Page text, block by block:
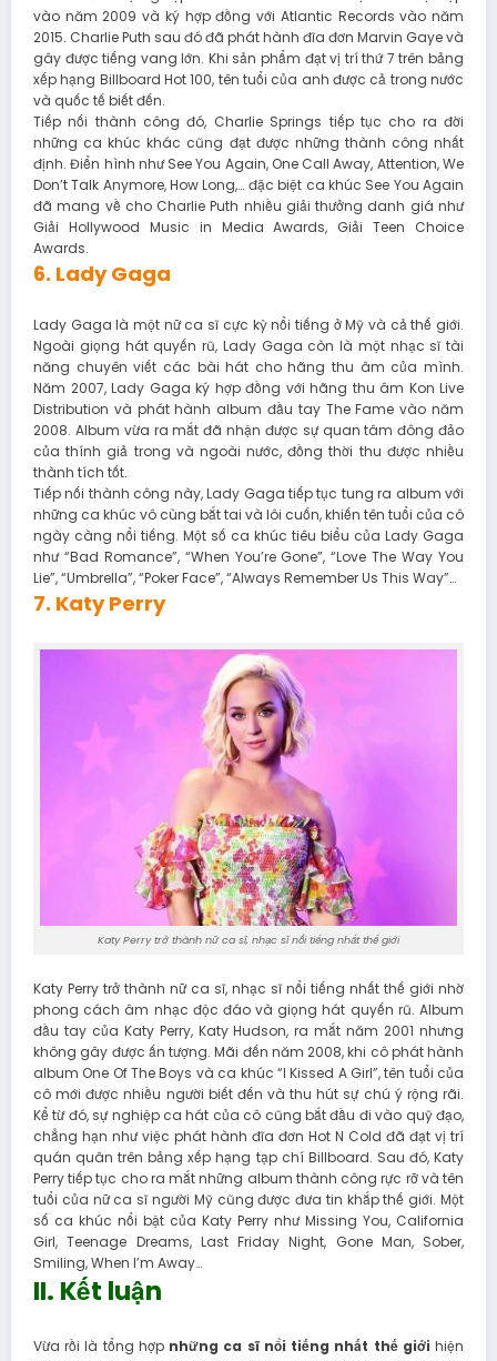
vào năm 2009 và ký hợp đồng với Atlantic Records vào năm
2015. Charlie Puth sau đó đã phát hành đĩa đơn Marvin Gaye và
gây được tiếng vang lớn. Khi sản phẩm đạt vị trí thứ 7 trên bảng
xếp hạng Billboard Hot 100, tên tuổi của anh được cả trong nước
và quốc tế biết đến.
Tiếp nối thành công đó, Charlie Springs tiếp tục cho ra đời
những ca khúc khác cũng đạt được những thành công nhất
định. Điển hình như See You Again, One Call Away, Attention, We
Don’t Talk Anymore, How Long,… đặc biệt ca khúc See You Again
đã mang về cho Charlie Puth nhiều giải thưởng danh giá như
Giải Hollywood Music in Media Awards, Giải Teen Choice
Awards.
6. Lady Gaga
Lady Gaga là một nữ ca sĩ cực kỳ nổi tiếng ở Mỹ và cả thế giới.
Ngoài giọng hát quyến rũ, Lady Gaga còn là một nhạc sĩ tài
năng chuyên viết các bài hát cho hãng thu âm của mình.
Năm 2007, Lady Gaga ký hợp đồng với hãng thu âm Kon Live
Distribution và phát hành album đầu tay The Fame vào năm
2008. Album vừa ra mắt đã nhận được sự quan tâm đông đảo
của thính giả trong và ngoài nước, đồng thời thu được nhiều
thành tích tốt.
Tiếp nối thành công này, Lady Gaga tiếp tục tung ra album với
những ca khúc vô cùng bắt tai và lôi cuốn, khiến tên tuổi của cô
ngày càng nổi tiếng. Một số ca khúc tiêu biểu của Lady Gaga
như “Bad Romance”, “When You’re Gone”, “Love The Way You
Lie”, “Umbrella”, “Poker Face”, “Always Remember Us This Way”…
7. Katy Perry
Katy Perry trở thành nữ ca sĩ, nhạc sĩ nổi tiếng nhất thế giới
Katy Perry trở thành nữ ca sĩ, nhạc sĩ nổi tiếng nhất thế giới nhờ
phong cách âm nhạc độc đáo và giọng hát quyến rũ. Album
đầu tay của Katy Perry, Katy Hudson, ra mắt năm 2001 nhưng
không gây được ấn tượng. Mãi đến năm 2008, khi cô phát hành
album One Of The Boys và ca khúc “I Kissed A Girl”, tên tuổi của
cô mới được nhiều người biết đến và thu hút sự chú ý rộng rãi.
Kể từ đó, sự nghiệp ca hát của cô cũng bắt đầu đi vào quỹ đạo,
chẳng hạn như việc phát hành đĩa đơn Hot N Cold đã đạt vị trí
quán quân trên bảng xếp hạng tạp chí Billboard. Sau đó, Katy
Perry tiếp tục cho ra mắt những album thành công rực rỡ và tên
tuổi của nữ ca sĩ người Mỹ cũng được đưa tin khắp thế giới. Một
số ca khúc nổi bật của Katy Perry như Missing You, California
Girl, Teenage Dreams, Last Friday Night, Gone Man, Sober,
Smiling, When I’m Away…
II. Kết luận
Vừa rồi là tổng hợp những ca sĩ nổi tiếng nhất thế giới hiện